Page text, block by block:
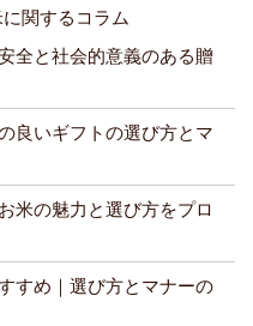
関するコラム
全と社会的意義のある贈
良いギフトの選び方とマ
米の魅力と選び方をプロ
すめ｜選び方とマナーの